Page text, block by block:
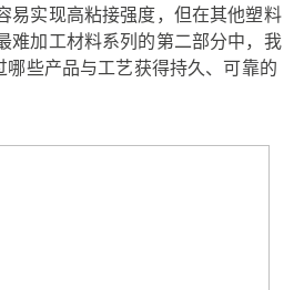
易实现高粘接强度，但在其他塑料
难加工材料系列的第二部分中，我
哪些产品与工艺获得持久、可靠的